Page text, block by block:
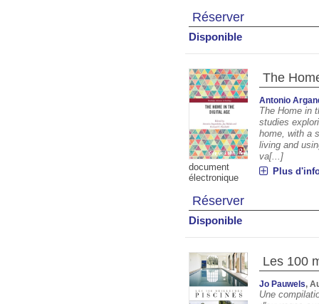
Réserver
Disponible
document
électronique
The
Antonio
The Home in
studies
home, with a
living and
va[...]
Plus
Réserver
Disponible
Les 100
Jo Pauwels,
Une